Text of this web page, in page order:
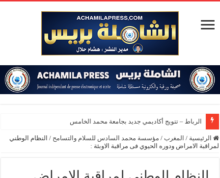
الرباط – تتويج أكاديمي جديد بجامعة محمد الخامس
الرئيسية / المغرب / مؤسسة محمد السادس للسلام والتسامح / النظام الوطني
لمراقبة الامراض ودوره الحيوي فى مراقبة الاوبئة :